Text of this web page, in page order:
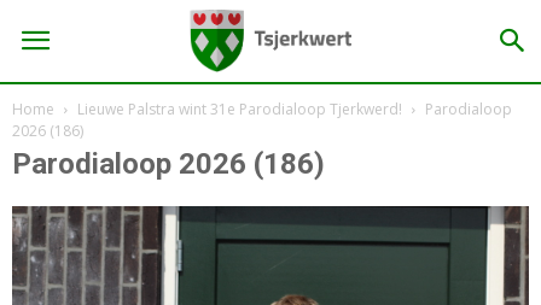
Home Lieuwe Palstra wint 31e Parodialoop Tjerkwerd!
Parodialoop
2026 (186)
Parodialoop 2026 (186)